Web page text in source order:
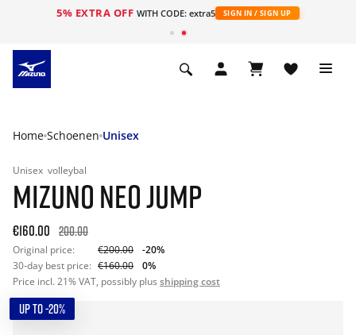
van meer dan 90 € | 20 dagen retourrecht 5% EXTRA OFF
Home Schoenen Unisex
Unisex volleybal
MIZUNO NEO JUMP
€160.00 200.00
Original price: €200.00
-20%
30-day best price: €160.00
0%
Price incl. 21% VAT, possibly plus shipping cost
UP TO -20%